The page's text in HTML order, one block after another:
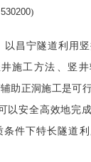
530200)
以昌宁隧道利用
施工方法 、竖
助正洞施工是可
以安全高效地完
条件下特长隧道